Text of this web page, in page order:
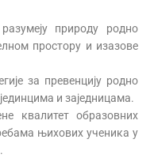
природу родно
простору и изазове
за превенцију родно
и заједницама.
квалитет образовних
њихових ученика у